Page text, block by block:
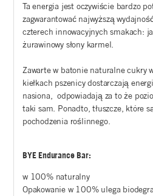
Ta energia jest oczywiście bardzo
zagwarantować najwyższą
czterech innowacyjnych smakach:
żurawinowy słony karmel.
Zawarte w batonie naturalne cukry
kiełkach pszenicy dostarczają
nasiona, odpowiadają za to że
taki sam. Ponadto, tłuszcze, które
pochodzenia roślinnego.
BYE Endurance Bar:
w 100% naturalny
Opakowanie w 100% ulega